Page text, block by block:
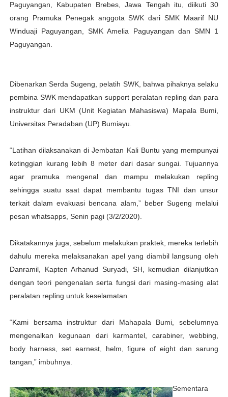
Paguyangan, Kabupaten Brebes, Jawa Tengah itu, diikuti 30
orang Pramuka Penegak anggota SWK dari SMK Maarif NU
Winduaji Paguyangan, SMK Amelia Paguyangan dan SMN 1
Paguyangan.
Dibenarkan Serda Sugeng, pelatih SWK, bahwa pihaknya selaku
pembina SWK mendapatkan support peralatan repling dan para
instruktur dari UKM (Unit Kegiatan Mahasiswa) Mapala Bumi,
Universitas Peradaban (UP) Bumiayu.
“Latihan dilaksanakan di Jembatan Kali Buntu yang mempunyai
ketinggian kurang lebih 8 meter dari dasar sungai. Tujuannya
agar pramuka mengenal dan mampu melakukan repling
sehingga suatu saat dapat membantu tugas TNI dan unsur
terkait dalam evakuasi bencana alam,” beber Sugeng melalui
pesan whatsapps, Senin pagi (3/2/2020).
Dikatakannya juga, sebelum melakukan praktek, mereka terlebih
dahulu mereka melaksanakan apel yang diambil langsung oleh
Danramil, Kapten Arhanud Suryadi, SH, kemudian dilanjutkan
dengan teori pengenalan serta fungsi dari masing-masing alat
peralatan repling untuk keselamatan.
“Kami bersama instruktur dari Mahapala Bumi, sebelumnya
mengenalkan kegunaan dari karmantel, carabiner, webbing,
body harness, set earnest, helm, figure of eight dan sarung
tangan,” imbuhnya.
Sementara